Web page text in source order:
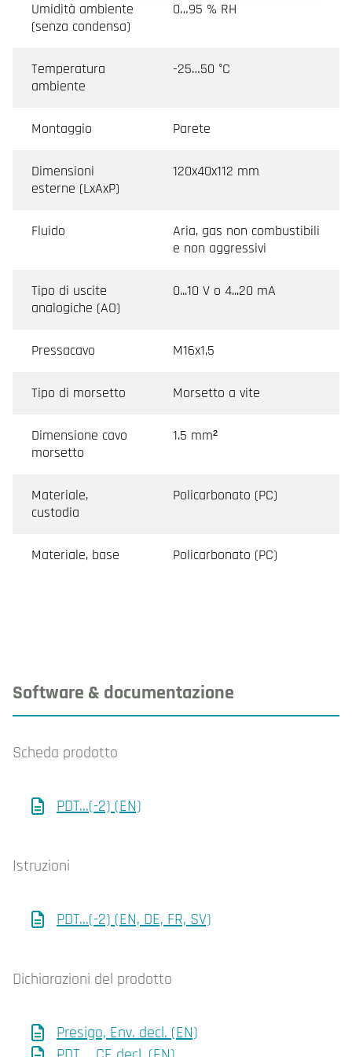
Umidità ambiente
(senza condensa)
0…95 % RH
Temperatura
ambiente
-25…50 °C
Montaggio Parete
Dimensioni
esterne (LxAxP)
120x40x112 mm
Fluido
Aria, gas non combustibili
e non aggressivi
Tipo di uscite
analogiche (AO)
0...10 V o 4...20 mA
Pressacavo M16x1,5
Tipo di morsetto Morsetto a vite
Dimensione cavo
morsetto
1.5 mm²
Materiale,
custodia
Policarbonato (PC)
Materiale, base Policarbonato (PC)
Software & documentazione
Scheda prodotto
PDT...(-2) (EN)
Istruzioni
PDT...(-2) (EN, DE, FR, SV)
Dichiarazioni del prodotto
Presigo, Env. decl. (EN)